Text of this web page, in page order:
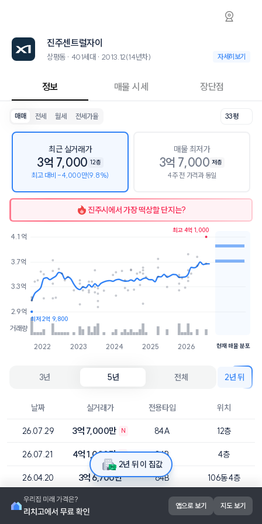
상평동 진주센트럴자이 아파트 시세·실거래가
진주센트럴자이는 상평동에 위치한 401세대 아파트로, 2013.12 입주한
2026년 8월 9일 기준 33평형의 매매 시세는 3.6억, 전세는 2.9억입니
인근 학군으로는 가람초등학교, 삼현여자중학교, 삼현여자고등학교가
최고 19층, 용적률 224%, 건폐율 20%의 단지입니다.
현재 이 단지에서 1건의 경매가 진행 중입니다. 39평 감정가 4억
진주센트럴자이
진주센트럴자이
상평동 · 401세대 · 2013.12(14년차) 상평동 · 401세
자세히보기
정보 매물 시세 장단점
매매 전세 월세 전세가율 33평
최근 실거래가
3억 7,000 12층
최고 대비 -4,000만(9.8%)
매물 최저가
3억 7,000 저층
4주 전 가격과 동일
진주시에서 가장 떡상할 단지는?
2022 2023 2024 2025 2026
거래량
2.9억
3.3억
3.7억
4.1억
최고 4억 1,000
최저 2억 9,800
매물수
3.7억
현재 매물 분포
3년 5년 전체 2년 뒤
날짜 실거래가 전용타입 위치
26.07.29 3억 7,000만 N 84A 12층
26.07.21 4억 1,000만 N 84B 4층
26.04.20 3억 6,700만 84B 106동 4층
26.04.16 3억 8,000만 84A 102동 3층
2년 뒤 이 집값
앱으로 보기 지도 보기